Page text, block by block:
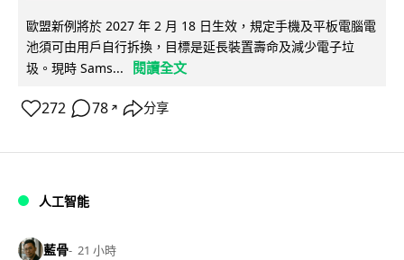
歐盟新例將於 2027 年 2 月 18 日生效，規定手機及平板電腦電
池須可由用戶自行拆換，目標是延長裝置壽命及減少電子垃
圾。現時 Sams...
閱讀全文
272 78 ↗ 分享
人工智能
藍骨 21 小時